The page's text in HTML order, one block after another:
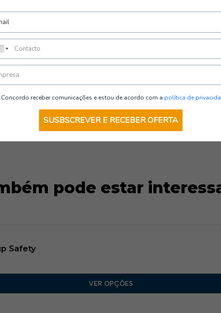
•Bolsos:
– 2 bolsos laterais tipo fole
•Manutenção:Lavagem
| Payper
pode estar
Safety
VER OPÇÕES
Concordo receber comunicações e estou de acordo com a política de
SUSBSCREVER E RECEBER OFERTA